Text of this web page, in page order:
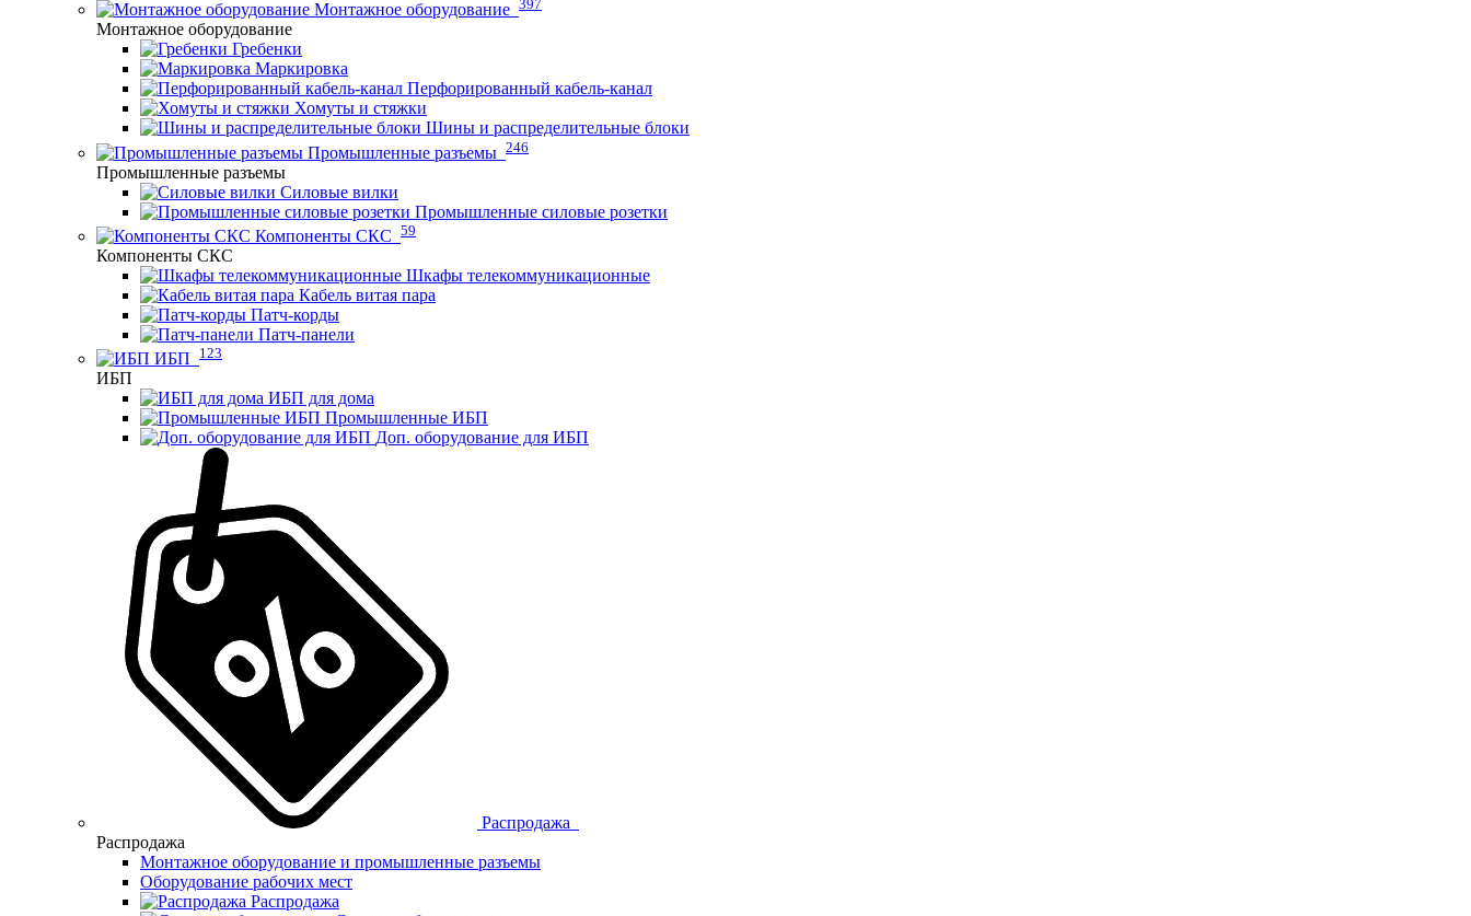
Монтажное оборудование 397
Монтажное оборудование
Гребенки
Маркировка
Перфорированный кабель-канал
Хомуты и стяжки
Шины и распределительные блоки
Промышленные разъемы 246
Промышленные разъемы
Силовые вилки
Промышленные силовые розетки
Компоненты СКС 59
Компоненты СКС
Шкафы телекоммуникационные
Кабель витая пара
Патч-корды
Патч-панели
ИБП
123
ИБП
ИБП для дома
Промышленные ИБП
Доп. оборудование для ИБП
Распродажа
Распродажа
Монтажное оборудование и промышленные разъемы
Оборудование рабочих мест
Распродажа